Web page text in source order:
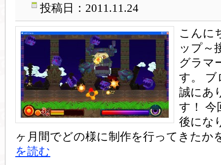
投稿日：2011.11.24
こんに
ップ～
グラマ
す。 ブ
誠にあ
す！ 今
後にな
ヶ月間でどの様に制作を行ってきたか
を読む